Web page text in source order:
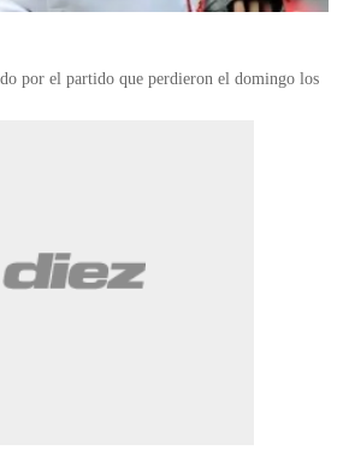
por el partido que perdieron el domingo los